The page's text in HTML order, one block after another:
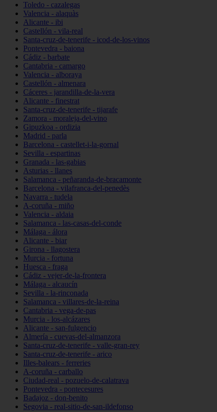
Toledo - cazalegas
Valencia - alaquàs
Alicante - ibi
Castellón - vila-real
Santa-cruz-de-tenerife - icod-de-los-vinos
Pontevedra - baiona
Cádiz - barbate
Cantabria - camargo
Valencia - alboraya
Castellón - almenara
Cáceres - jarandilla-de-la-vera
Alicante - finestrat
Santa-cruz-de-tenerife - tijarafe
Zamora - moraleja-del-vino
Gipuzkoa - ordizia
Madrid - parla
Barcelona - castellet-i-la-gornal
Sevilla - espartinas
Granada - las-gabias
Asturias - llanes
Salamanca - peñaranda-de-bracamonte
Barcelona - vilafranca-del-penedès
Navarra - tudela
A-coruña - miño
Valencia - aldaia
Salamanca - las-casas-del-conde
Málaga - álora
Alicante - biar
Girona - llagostera
Murcia - fortuna
Huesca - fraga
Cádiz - vejer-de-la-frontera
Málaga - alcaucín
Sevilla - la-rinconada
Salamanca - villares-de-la-reina
Cantabria - vega-de-pas
Murcia - los-alcázares
Alicante - san-fulgencio
Almería - cuevas-del-almanzora
Santa-cruz-de-tenerife - valle-gran-rey
Santa-cruz-de-tenerife - arico
Illes-balears - ferreries
A-coruña - carballo
Ciudad-real - pozuelo-de-calatrava
Pontevedra - pontecesures
Badajoz - don-benito
Segovia - real-sitio-de-san-ildefonso